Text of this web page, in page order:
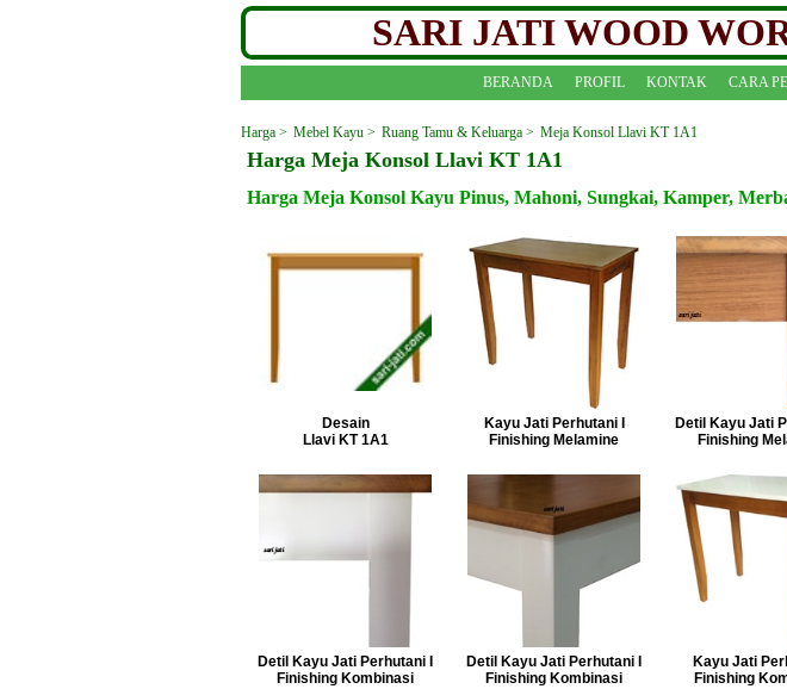
SARI JATI WOOD
BERANDA PROFIL KONTAK CARA
Harga > Mebel Kayu > Ruang Tamu & Keluarga > Meja Konsol Llavi KT 1A1
Harga Meja Konsol Llavi KT 1A1
Harga Meja Konsol Kayu Pinus, Mahoni, Sungkai, Kamper,
Desain
Llavi KT 1A1
Kayu Jati Perhutani I
Finishing Melamine
Detil Kayu Jati
Finishing
Detil Kayu Jati Perhutani I
Finishing Kombinasi
Detil Kayu Jati Perhutani I
Finishing Kombinasi
Kayu Jati
Finishing